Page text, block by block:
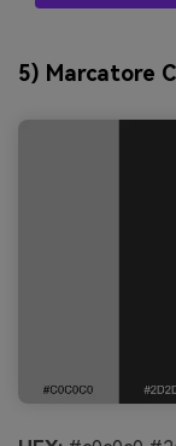
5) Marcatore